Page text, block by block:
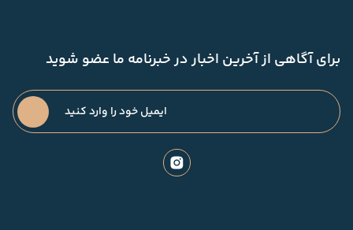
برای آگاهی از آخرین اخبار در خبرنامه ما عضو شوید